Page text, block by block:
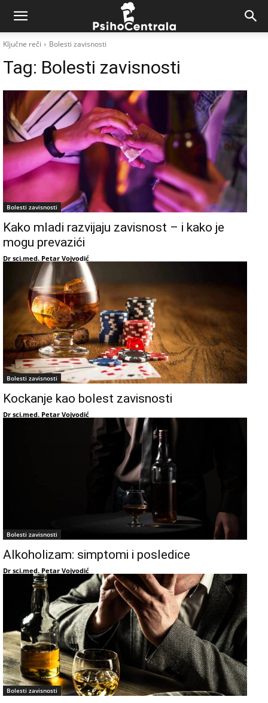
Ključne reči Bolesti zavisnosti
Tag: Bolesti zavisnosti
Bolesti zavisnosti
Kako mladi razvijaju zavisnost – i kako je
mogu prevazići
Dr sci.med. Petar Vojvodić
Bolesti zavisnosti
Kockanje kao bolest zavisnosti
Dr sci.med. Petar Vojvodić
Bolesti zavisnosti
Alkoholizam: simptomi i posledice
Dr sci.med. Petar Vojvodić
Bolesti zavisnosti